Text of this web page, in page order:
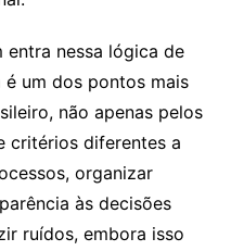
entra nessa lógica de
um dos pontos mais
não apenas pelos
critérios diferentes a
organizar
às decisões
ruídos, embora isso